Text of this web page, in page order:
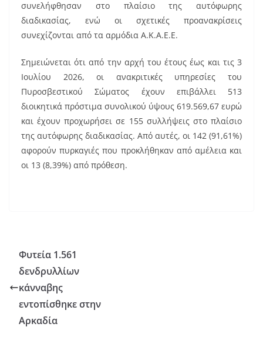
συνελήφθησαν στο πλαίσιο της αυτόφωρης
διαδικασίας, ενώ οι σχετικές προανακρίσεις
συνεχίζονται από τα αρμόδια Α.Κ.Α.Ε.Ε.
Σημειώνεται ότι από την αρχή του έτους έως και τις 3
Ιουλίου 2026, οι ανακριτικές υπηρεσίες του
Πυροσβεστικού Σώματος έχουν επιβάλλει 513
διοικητικά πρόστιμα συνολικού ύψους 619.569,67 ευρώ
και έχουν προχωρήσει σε 155 συλλήψεις στο πλαίσιο
της αυτόφωρης διαδικασίας. Από αυτές, οι 142 (91,61%)
αφορούν πυρκαγιές που προκλήθηκαν από αμέλεια και
οι 13 (8,39%) από πρόθεση.
Φυτεία 1.561
δενδρυλλίων
κάνναβης
εντοπίσθηκε στην
Αρκαδία